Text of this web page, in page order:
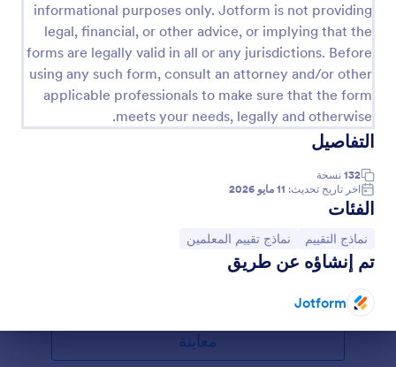
informational purposes only. Jotform is not providing
legal, financial, or other advice, or implying that the
forms are legally valid in all or any jurisdictions. Before
using any such form, consult an attorney and/or other
applicable professionals to make sure that the form
meets your needs, legally and otherwise.
التفاصيل
132 نسخة
اخر تاريخ تحديث: 11 مايو 2026
الفئات
انتقل إلى الفئة:
نماذج التقييم انتقل إلى الفئة:
نماذج تقييم المعلمين
تم إنشاؤه عن طريق
Jotform
تقييم أداء الطلاب
هل أنت مدرس يحتاج إلى استمارة لتقييم الطلاب؟ هذه
الاستمارة مكان جيد للبدء. يمكنك استعمال هذه الاستمارة
للحصول على تقييم للطلاب في كل فصل. هذه الاستمارة
Go to Category:
نماذج التقييم
معاينة